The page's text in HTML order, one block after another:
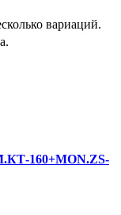
вариаций.
160+MON.ZS-